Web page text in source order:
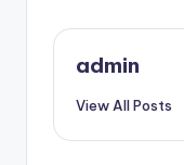
admin
View All Posts